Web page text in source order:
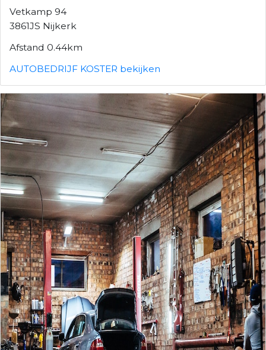
Vetkamp 94
3861JS Nijkerk
Afstand 0.44km
AUTOBEDRIJF KOSTER bekijken